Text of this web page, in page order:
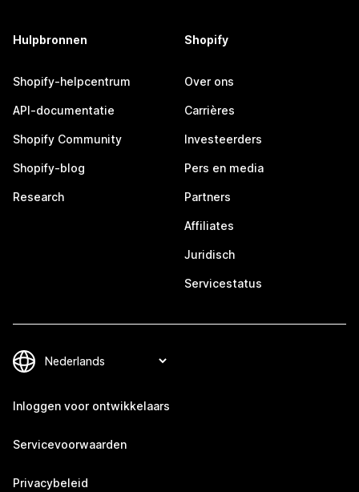
Hulpbronnen
Shopify-helpcentrum
API-documentatie
Shopify Community
Shopify-blog
Research
Shopify
Over ons
Carrières
Investeerders
Pers en media
Partners
Affiliates
Juridisch
Servicestatus
Inloggen voor ontwikkelaars
Servicevoorwaarden
Privacybeleid